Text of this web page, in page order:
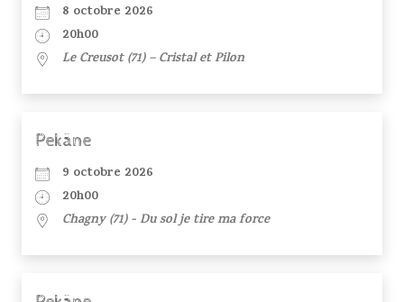
8 octobre 2026
20h00
Le Creusot (71) – Cristal et Pilon
Pekâne
9 octobre 2026
20h00
Chagny (71) - Du sol je tire ma force